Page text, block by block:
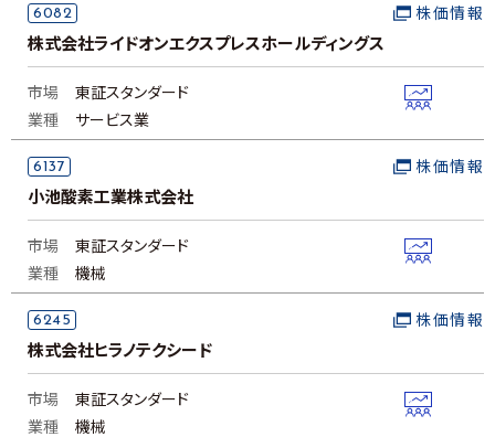
6082
株式会社ライドオンエクスプレスホールディングス
株価情報
市場
東証スタンダード
業種
サービス業
6137
小池酸素工業株式会社
株価情報
市場
東証スタンダード
業種
機械
6245
株式会社ヒラノテクシード
株価情報
市場
東証スタンダード
業種
機械